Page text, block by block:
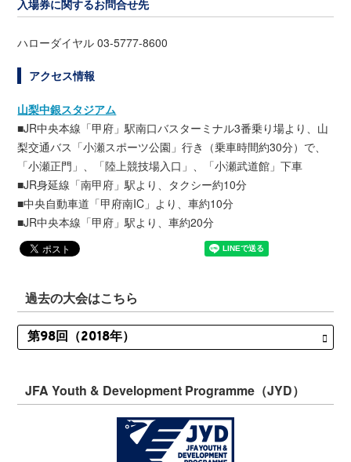
入場券に関するお問合せ先
ハローダイヤル 03-5777-8600
アクセス情報
山梨中銀スタジアム
■JR中央本線「甲府」駅南口バスターミナル3番乗り場より、山
梨交通バス「小瀬スポーツ公園」行き（乗車時間約30分）で、
「小瀬正門」、「陸上競技場入口」、「小瀬武道館」下車
■JR身延線「南甲府」駅より、タクシー約10分
■中央自動車道「甲府南IC」より、車約10分
■JR中央本線「甲府」駅より、車約20分
過去の大会はこちら
JFA Youth & Development Programme（JYD）